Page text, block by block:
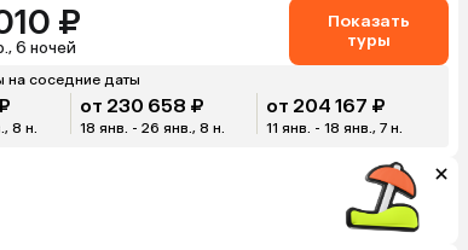
₽
6 ночей
Показать
туры
на соседние даты
8 н.
от 230 658 ₽
18 янв. - 26 янв., 8 н.
от 204 167 ₽
11 янв. - 18 янв., 7 н.